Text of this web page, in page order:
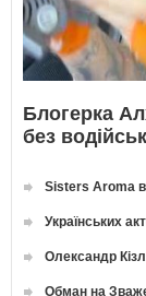
Блогерка
без
Sisters Aroma
Українських
Олександр
Обман на